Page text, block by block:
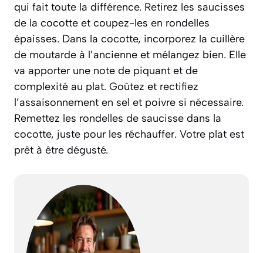
qui fait toute la différence. Retirez les saucisses
de la cocotte et coupez-les en rondelles
épaisses. Dans la cocotte, incorporez la cuillère
de moutarde à l’ancienne et mélangez bien. Elle
va apporter une note de piquant et de
complexité au plat. Goûtez et rectifiez
l’assaisonnement en sel et poivre si nécessaire.
Remettez les rondelles de saucisse dans la
cocotte, juste pour les réchauffer. Votre plat est
prêt à être dégusté.